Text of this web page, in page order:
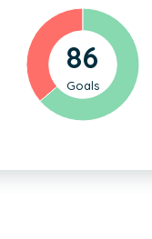
86
Goals